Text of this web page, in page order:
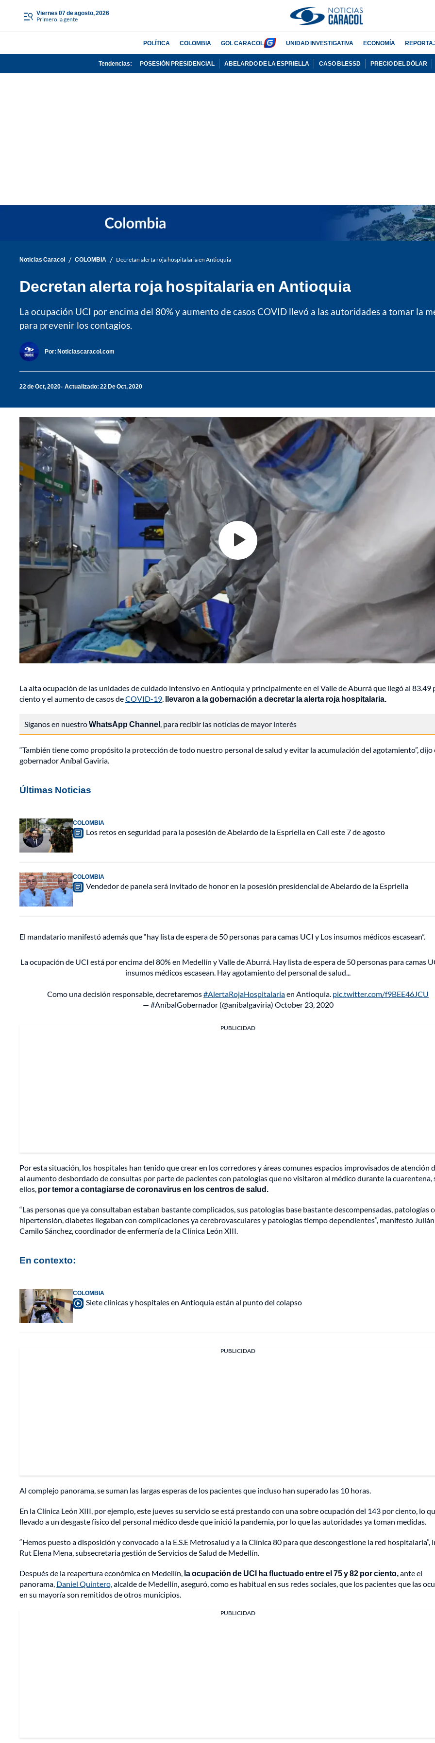
viernes 07 de agosto, 2026
Primero la gente
POLÍTICA COLOMBIA GOL CARACOL UNIDAD INVESTIGATIVA ECONOMÍA
Tendencias: POSESIÓN PRESIDENCIAL ABELARDO DE LA ESPRIELLA CASO BLESSD PRECIO DEL DÓLAR
Noticias Caracol / COLOMBIA / Decretan alerta roja hospitalaria en Antioquia
Decretan alerta roja hospitalaria en Antioquia
La ocupación UCI por encima del 80% y aumento de casos COVID llevó a las autoridades a tomar la
para prevenir los contagios.
Por: Noticiascaracol.com
22 de Oct, 2020 Actualizado: 22 De Oct, 2020
La alta ocupación de las unidades de cuidado intensivo en Antioquia y principalmente en el Valle de Aburrá que llegó al 83.49
ciento y el aumento de casos deCOVID-19, llevaron a la gobernación a decretar la alerta roja hospitalaria.
Síganos en nuestroWhatsApp Channel, para recibir las noticias de mayor interés
“También tiene como propósito la protección de todo nuestro personal de salud y evitar la acumulación del agotamiento”, dijo
gobernador Aníbal Gaviria.
Últimas Noticias
COLOMBIA
Los retos en seguridad para la posesión de Abelardo de la Espriella en Cali este 7 de agosto
COLOMBIA
Vendedor de panela será invitado de honor en la posesión presidencial de Abelardo de la Espriella
El mandatario manifestó además que “hay lista de espera de 50 personas para camas UCI y Los insumos médicos escasean”.
La ocupación de UCI está por encima del 80% en Medellín y Valle de Aburrá. Hay lista de espera de 50 personas para camas
insumos médicos escasean. Hay agotamiento del personal de salud...
Como una decisión responsable, decretaremos#AlertaRojaHospitalariaen Antioquia. pic.twitter.com/f9BEE46JCU
— #AníbalGobernador (@anibalgaviria) October 23, 2020
PUBLICIDAD
Por esta situación, los hospitales han tenido que crear en los corredores y áreas comunes espacios improvisados de atención
al aumento desbordado de consultas por parte de pacientes con patologías que no visitaron al médico durante la cuarentena,
ellos, por temor a contagiarse de coronavirus en los centros de salud.
“Las personas que ya consultaban estaban bastante complicados, sus patologías base bastante descompensadas, patologías
hipertensión, diabetes llegaban con complicaciones ya cerebrovasculares y patologías tiempo dependientes”, manifestó Julián
Camilo Sánchez, coordinador de enfermería de la Clínica León XIII.
En contexto:
COLOMBIA
Siete clínicas y hospitales en Antioquia están al punto del colapso
PUBLICIDAD
Al complejo panorama, se suman las largas esperas de los pacientes que incluso han superado las 10 horas.
En la Clínica León XIII, por ejemplo, este jueves su servicio se está prestando con una sobre ocupación del 143 por ciento, lo
llevado a un desgaste físico del personal médico desde que inició la pandemia, por lo que las autoridades ya toman medidas.
“Hemos puesto a disposición y convocado a la E.S.E Metrosalud y a la Clínica 80 para que descongestione la red hospitalaria”,
Rut Elena Mena, subsecretaria gestión de Servicios de Salud de Medellín.
Después de la reapertura económica en Medellín, la ocupación de UCI ha fluctuado entre el 75 y 82 por ciento,ante el
panorama, Daniel Quintero,alcalde de Medellín, aseguró, como es habitual en sus redes sociales, que los pacientes que las
en su mayoría son remitidos de otros municipios.
PUBLICIDAD